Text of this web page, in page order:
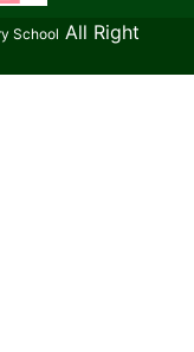
School All Right